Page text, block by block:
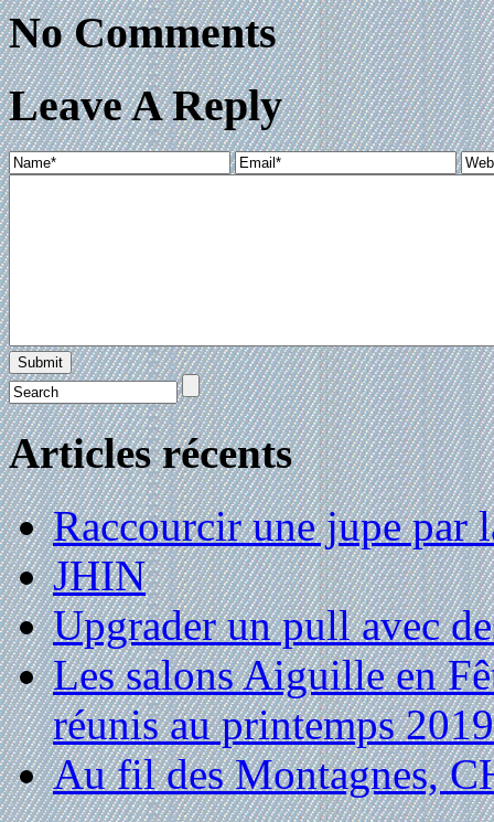
No Comments
Leave A Reply
Articles récents
Raccourcir une jupe par
JHIN
Upgrader un pull avec
Les salons Aiguille en
réunis au printemps 2019
Au fil des Montagnes,